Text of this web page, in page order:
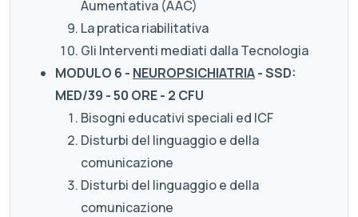
Aumentativa (AAC)
La pratica riabilitativa
Gli Interventi mediati dalla Tecnologia
MODULO 6 - NEUROPSICHIATRIA- SSD:
MED/39 - 50 ORE - 2 CFU
Bisogni educativi speciali ed ICF
Disturbi del linguaggio e della
comunicazione
Disturbi del linguaggio e della
comunicazione